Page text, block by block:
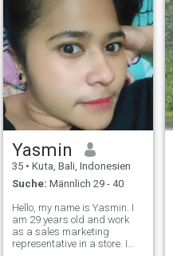
Yasmin
35 • Kuta, Bali, Indonesien
Suche: Männlich 29 - 40
Hello, my name is Yasmin. I
am 29 years old and work
as a sales marketing
representative in a store. I